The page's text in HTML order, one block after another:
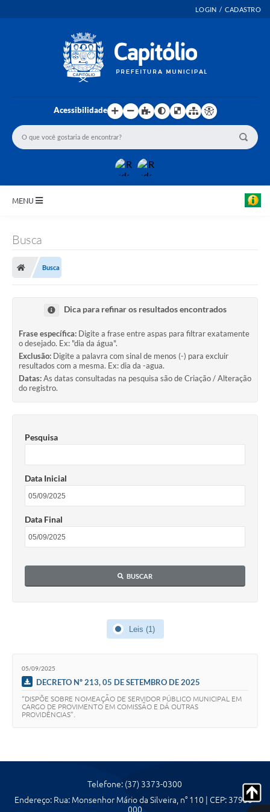
LOGIN / CADASTRO
Acessibilidade
MENU
NORMAS LEGAIS
Controle Interno
LGPD
A Prefeitura
Obras
FROTAS
Patrimônio Cultural
Terceiro Setor
Acesso à Informação
Contato
Busca
Busca
Dica para refinar os resultados encontrados
Frase específica: Digite a frase entre aspas para filtrar exatamente
o desejado. Ex: "dia da água".
Exclusão: Digite a palavra com sinal de menos (-) para excluir
resultados com a mesma. Ex: dia da -agua.
Datas:As datas consultadas na pesquisa são de Criação / Alteração
do registro.
Pesquisa
Data Inicial
Data Final
BUSCAR
Leis (1)
05/09/2025
DECRETO Nº 213, 05 DE SETEMBRO DE 2025
“DISPÕE SOBRE NOMEAÇÃO DE SERVIDOR PÚBLICO MUNICIPAL EM
CARGO DE PROVIMENTO EM COMISSÃO E DÁ OUTRAS
PROVIDÊNCIAS”.
Telefone: (37) 3373-0300
Endereço: Rua: Monsenhor Mário da Silveira, n° 110 | CEP: 37930-
000